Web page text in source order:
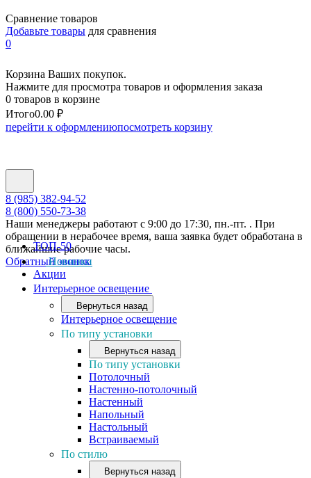
Сравнение товаров
Добавьте товары для сравнения
0
Корзина Ваших покупок.
Нажмите для просмотра товаров и оформления заказа
0 товаров в корзине
Итого0.00 ₽
перейти к оформлениюпосмотреть корзину
8 (985) 382-94-52
8 (800) 550-73-38
Наши менеджеры работают с 9:00 до 17:30, пн.-пт. . При
обращении в нерабочее время, ваша заявка будет обработана в
ближайшие рабочие часы.
Обратный звонок
ТОП-50
Новинки
Акции
Интерьерное освещение
Вернуться назад
Интерьерное освещение
По типу установки
Вернуться назад
По типу установки
Потолочный
Настенно-потолочный
Настенный
Напольный
Настольный
Встраиваемый
По стилю
Вернуться назад